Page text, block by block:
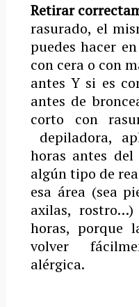
Retirar
rasurado, el
puedes hacer
con cera o con
antes Y si es
antes de
corto con
depiladora,
horas antes
algún tipo de
esa área (sea
axilas,
horas, porque
volver
alérgica.